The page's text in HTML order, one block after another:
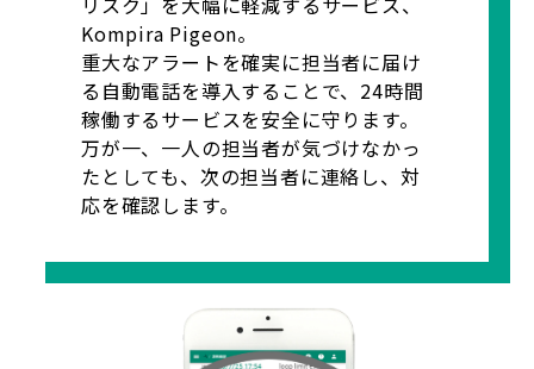
Kompira Pigeon。
重大なアラートを確実に担当者に届け
る自動電話を導入することで、24時間
稼働するサービスを安全に守ります。
万が一、一人の担当者が気づけなかっ
たとしても、次の担当者に連絡し、対
応を確認します。